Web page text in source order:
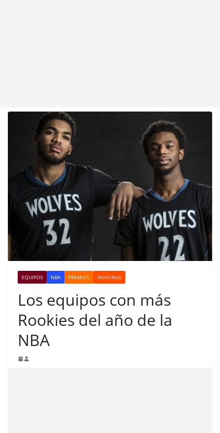
EQUIPOS NBA PREMIOS RANKINGS
Los equipos con más
Rookies del año de la
NBA